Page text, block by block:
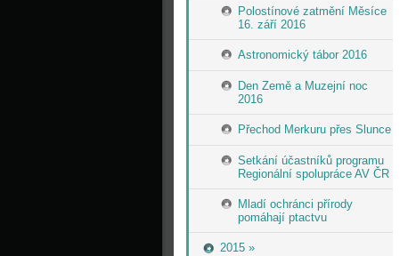
Polostínové zatmění Měsíce
16. září 2016
Astronomický tábor 2016
Den Země a Muzejní noc
2016
Přechod Merkuru přes Slunce
Setkání účastníků programu
Regionální spolupráce AV ČR
Mladí ochránci přírody
pomáhají ptactvu
2015 »